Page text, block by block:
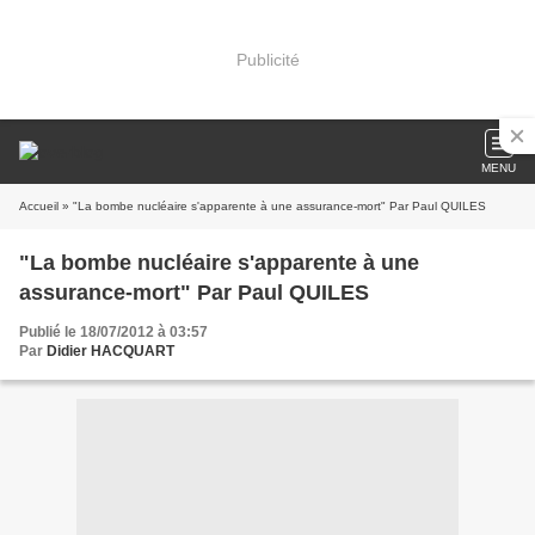
Publicité
MENU
Accueil » "La bombe nucléaire s'apparente à une assurance-mort" Par Paul QUILES
"La bombe nucléaire s'apparente à une
assurance-mort" Par Paul QUILES
Publié le 18/07/2012 à 03:57
Par Didier HACQUART